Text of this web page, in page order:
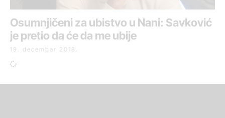
Osumnjičeni za ubistvo u Nani: Savković
je pretio da će da me ubije
19. decembar 2018.